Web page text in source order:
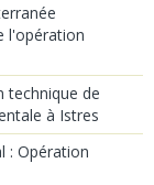
l'opération
technique de
à Istres
: Opération